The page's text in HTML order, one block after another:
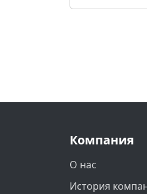
Компания
О нас
История